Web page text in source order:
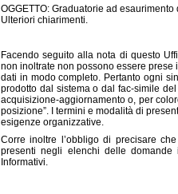
OGGETTO: Graduatorie ad
Ulteriori chiarimenti.
Facendo seguito alla nota di questo
non inoltrate non possono essere prese
dati in modo completo. Pertanto ogni
prodotto dal sistema o dal fac-simile
acquisizione-aggiornamento o, per
posizione”. I termini e modalità di
esigenze organizzative.
Corre inoltre l’obbligo di precisare
presenti negli elenchi delle
Informativi.